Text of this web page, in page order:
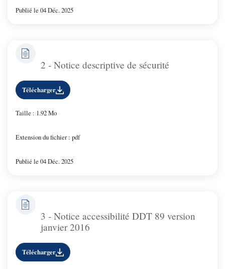
Publié le 04 Déc. 2025
2 - Notice descriptive de sécurité
Télécharger
Taille : 1.92 Mo
Extension du fichier : pdf
Publié le 04 Déc. 2025
3 - Notice accessibilité DDT 89 version
janvier 2016
Télécharger